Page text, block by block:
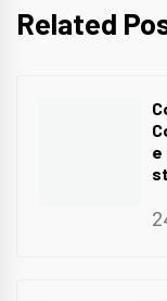
Related
e